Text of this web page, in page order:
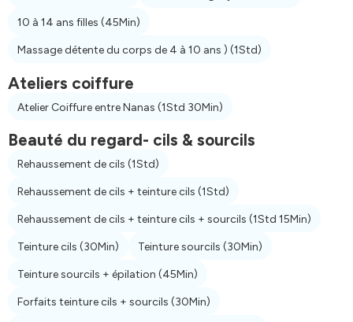
10 à 14 ans filles (45Min)
Massage détente du corps de 4 à 10 ans ) (1Std)
Ateliers coiffure
Atelier Coiffure entre Nanas (1Std 30Min)
Beauté du regard- cils & sourcils
Rehaussement de cils (1Std)
Rehaussement de cils + teinture cils (1Std)
Rehaussement de cils + teinture cils + sourcils (1Std 15Min)
Teinture cils (30Min) Teinture sourcils (30Min)
Teinture sourcils + épilation (45Min)
Forfaits teinture cils + sourcils (30Min)